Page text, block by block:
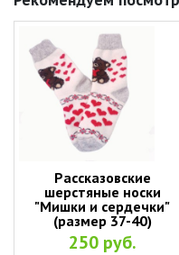
Рассказовские
шерстяные носки
"Мишки и сердечки"
(размер 37-40)
250 руб.